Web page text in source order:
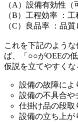
（A）設備有効性
（B）工程効率 ：工
（C）良品率 ：品質
これを下記のよう
ば、「○○がOEEの
仮説を立てやすくな
設備の故障によ
設備の不具合や
仕掛け品の段取
設備の立ち上が